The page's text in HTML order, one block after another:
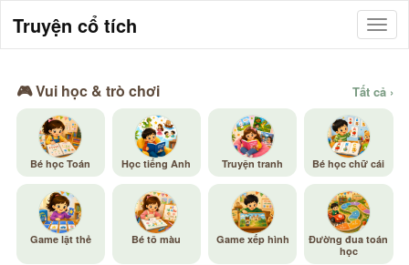
Truyện cổ tích
🎮 Vui học & trò chơi Tất cả ›
Bé học Toán Học tiếng Anh Truyện tranh Bé học chữ cái
Game lật thẻ Bé tô màu Game xếp hình
Đường đua toán
học